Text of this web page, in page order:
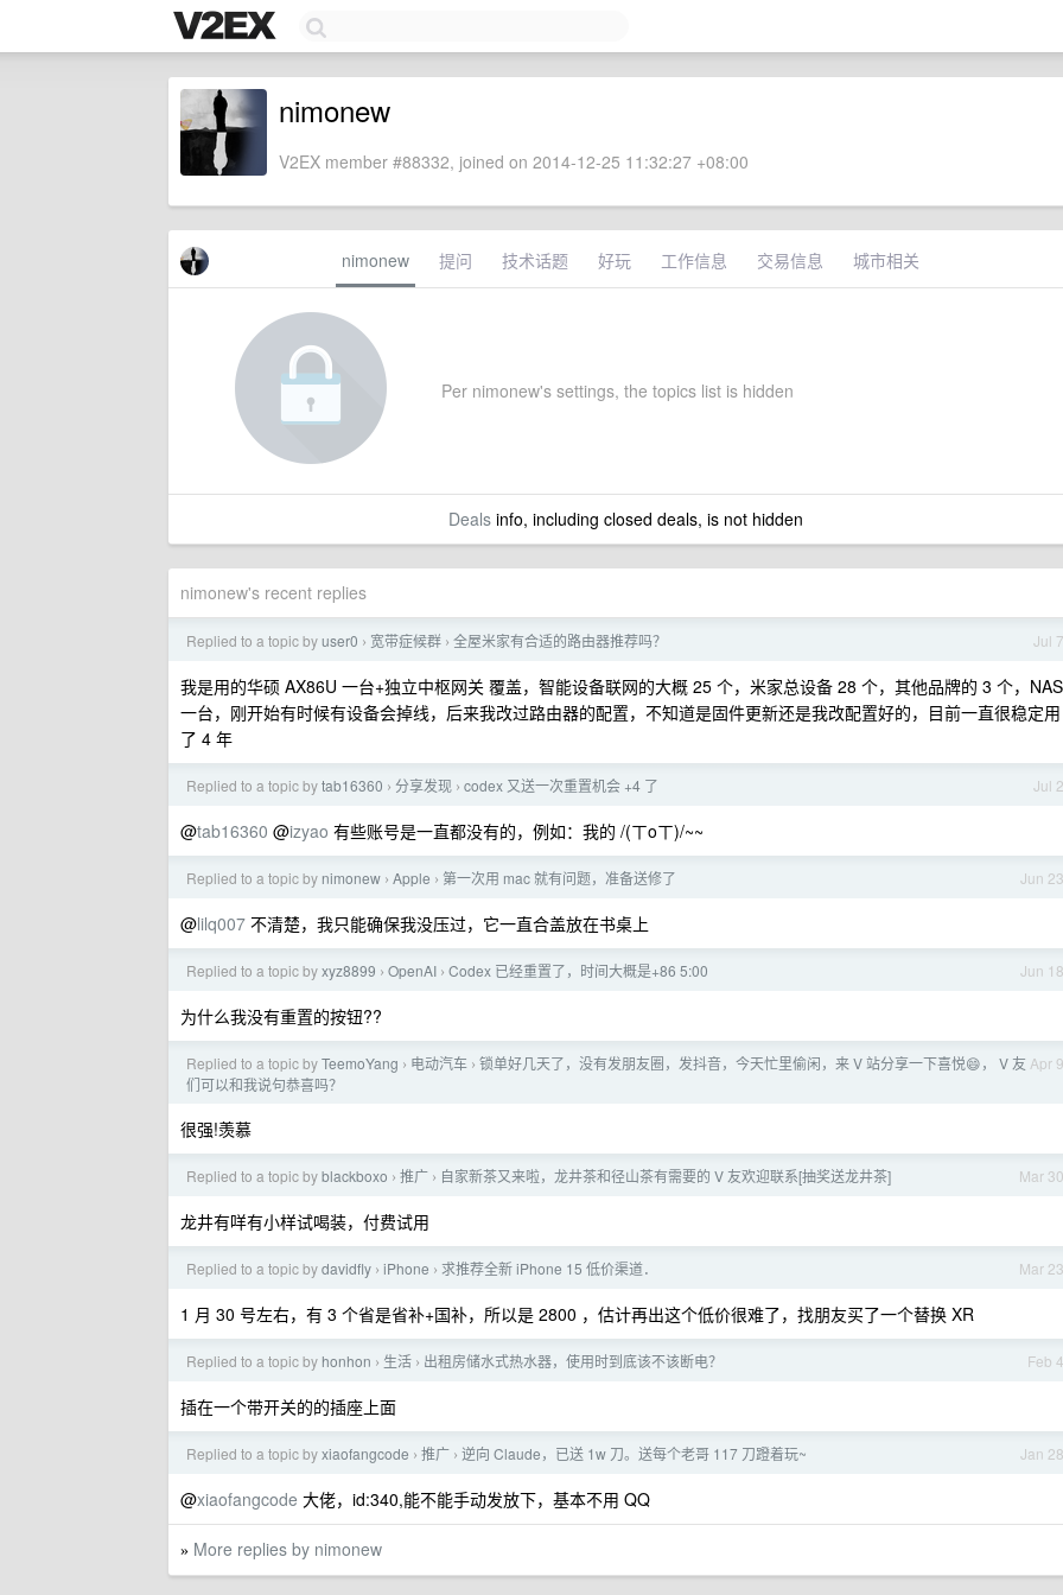
nimonew
V2EX member #88332, joined on 2014-12-25 11:32:27 +08:00
nimonew 提问 技术话题 好玩 工作信息 交易信息 城市相关
Per nimonew's settings, the topics list is hidden
Dealsinfo, including closed deals, is not hidden
nimonew's recent replies
Jul 7
Replied to a topic byuser0 › 宽带症候群 › 全屋米家有合适的路由器推荐吗？
我是用的华硕 AX86U 一台+独立中枢网关 覆盖，智能设备联网的大概 25 个，米家总设备 28 个，其他品牌的 3 个，NAS
一台，刚开始有时候有设备会掉线，后来我改过路由器的配置，不知道是固件更新还是我改配置好的，目前一直很稳定用
了 4 年
Jul 2
Replied to a topic bytab16360 › 分享发现 › codex 又送一次重置机会 +4 了
@tab16360 @izyao 有些账号是一直都没有的，例如：我的 /(ㄒoㄒ)/~~
Jun 23
Replied to a topic by nimonew › Apple › 第一次用 mac 就有问题，准备送修了
@lilq007 不清楚，我只能确保我没压过，它一直合盖放在书桌上
Jun 18
Replied to a topic byxyz8899 › OpenAI › Codex 已经重置了，时间大概是+86 5:00
为什么我没有重置的按钮??
Apr 9
Replied to a topic byTeemoYang › 电动汽车 › 锁单好几天了，没有发朋友圈，发抖音，今天忙里偷闲，来 V 站分享一下喜悦😄， V 友
们可以和我说句恭喜吗？
很强!羡慕
Mar 30
Replied to a topic byblackboxo › 推广 › 自家新茶又来啦，龙井茶和径山茶有需要的 V 友欢迎联系[抽奖送龙井茶]
龙井有咩有小样试喝装，付费试用
Mar 23
Replied to a topic bydavidfly › iPhone › 求推荐全新 iPhone 15 低价渠道．
1 月 30 号左右，有 3 个省是省补+国补，所以是 2800 ，估计再出这个低价很难了，找朋友买了一个替换 XR
Feb 4
Replied to a topic by honhon › 生活 › 出租房储水式热水器，使用时到底该不该断电？
插在一个带开关的的插座上面
Jan 28
Replied to a topic byxiaofangcode › 推广 › 逆向 Claude，已送 1w 刀。送每个老哥 117 刀蹬着玩~
@xiaofangcode 大佬，id:340,能不能手动发放下，基本不用 QQ
» More replies by nimonew